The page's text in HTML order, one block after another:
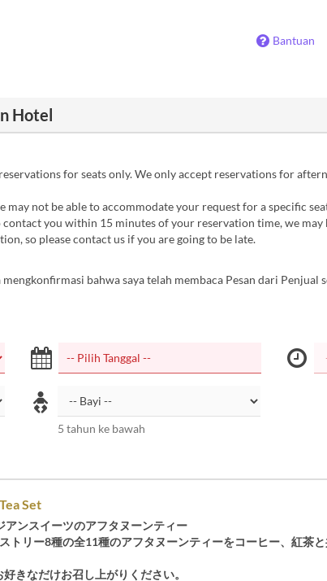
Bantuan
Hotel
for seats only. We only accept reservations for
may not be able to accommodate your request for a specific
contact you within 15 minutes of your reservation time, we may
so please contact us if you are going to be late.
mengkonfirmasi bahwa saya telah membaca Pesan dari Penjual
5 tahun ke bawah
Set
ンスイーツのアフタヌーンティー
トリー8種の全11種のアフタヌーンティーをコーヒー、紅茶
きなだけお召し上がりください。